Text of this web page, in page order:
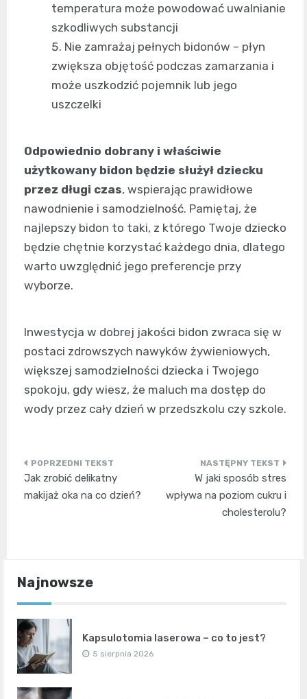
temperatura może powodować uwalnianie
szkodliwych substancji
Nie zamrażaj pełnych bidonów – płyn
zwiększa objętość podczas zamarzania i
może uszkodzić pojemnik lub jego
uszczelki
Odpowiednio dobrany i właściwie
użytkowany bidon będzie służył dziecku
przez długi czas, wspierając prawidłowe
nawodnienie i samodzielność. Pamiętaj, że
najlepszy bidon to taki, z którego Twoje dziecko
będzie chętnie korzystać każdego dnia, dlatego
warto uwzględnić jego preferencje przy
wyborze.
Inwestycja w dobrej jakości bidon zwraca się w
postaci zdrowszych nawyków żywieniowych,
większej samodzielności dziecka i Twojego
spokoju, gdy wiesz, że maluch ma dostęp do
wody przez cały dzień w przedszkolu czy szkole.
Nawigacja
wpisu
Jak zrobić delikatny
makijaż oka na co dzień?
W jaki sposób stres
wpływa na poziom cukru i
cholesterolu?
Najnowsze
Kapsulotomia laserowa – co to jest?
5 sierpnia 2026